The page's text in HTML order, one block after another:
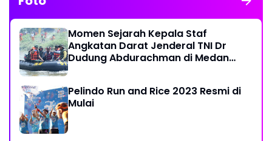
Momen Sejarah Kepala Staf
Angkatan Darat Jenderal TNI Dr
Dudung Abdurachman di Medan
Pelindo Run and Rice 2023 Resmi di
Mulai